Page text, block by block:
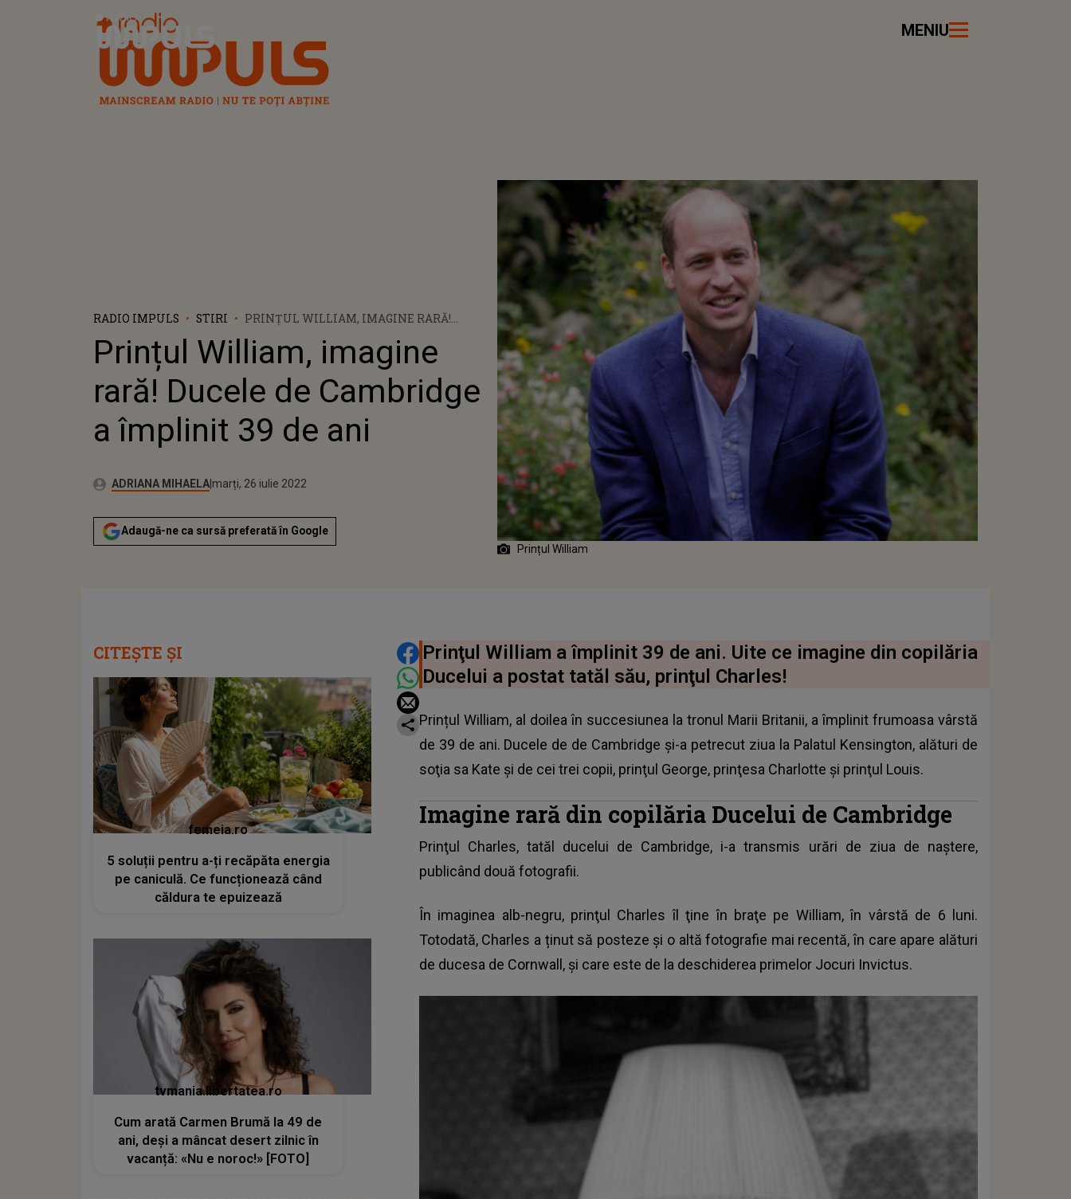
Radio Impuls MENIU
RADIO IMPULS STIRI
PRINȚUL WILLIAM, IMAGINE RARĂ!
ANI
Prințul William, imagine
rară! Ducele de Cambridge
a împlinit 39 de ani
Autor:ADRIANA MIHAELAPublicat:
marți, 22 iunie 2021
Actualizat:
marți, 26 iulie 2022
Adaugă-ne ca sursă preferată în Google
Prințul William
DISTRIBUIE ARTICOLUL
Prinţul William a împlinit 39 de ani. Uite ce imagine din copilăria
Ducelui a postat tatăl său, prinţul Charles!
Prințul William, al doilea în succesiunea la tronul Marii Britanii, a împlinit frumoasa vârstă
de 39 de ani. Ducele de de Cambridge și-a petrecut ziua la Palatul Kensington, alături de
soţia sa Kate şi de cei trei copii, prinţul George, prinţesa Charlotte şi prinţul Louis.
Imagine rară din copilăria Ducelui de Cambridge
Prinţul Charles, tatăl ducelui de Cambridge, i-a transmis urări de ziua de naştere,
publicând două fotografii.
În imaginea alb-negru, prinţul Charles îl ţine în braţe pe William, în vârstă de 6 luni.
Totodată, Charles a ținut să posteze și o altă fotografie mai recentă, în care apare alături
de ducesa de Cornwall, și care este de la deschiderea primelor Jocuri Invictus.
CITEȘTE ȘI
femeia.ro
5 soluții pentru a-ți recăpăta energia
pe caniculă. Ce funcționează când
căldura te epuizează
tvmania.libertatea.ro
Cum arată Carmen Brumă la 49 de
ani, deși a mâncat desert zilnic în
vacanță: «Nu e noroc!» [FOTO]